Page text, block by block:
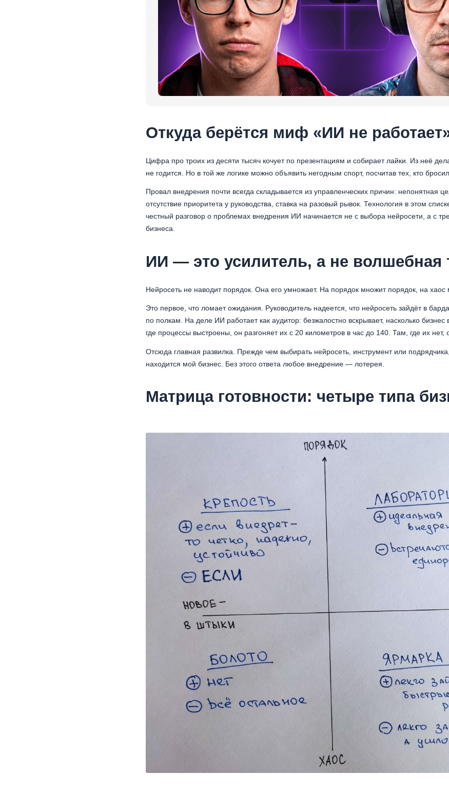
Откуда берётся миф «ИИ не
Цифра про троих из десяти тысяч кочует по презентациям и собирает лайки. Из неё
не годится. Но в той же логике можно объявить негодным спорт, посчитав тех, кто
Провал внедрения почти всегда складывается из управленческих причин: непонятная
отсутствие приоритета у руководства, ставка на разовый рывок. Технология в этом
честный разговор о проблемах внедрения ИИ начинается не с выбора нейросети, а с
бизнеса.
ИИ — это усилитель, а не волшебная
Нейросеть не наводит порядок. Она его умножает. На порядок множит порядок, на хаос
Это первое, что ломает ожидания. Руководитель надеется, что нейросеть зайдёт в
по полкам. На деле ИИ работает как аудитор: безжалостно вскрывает, насколько
где процессы выстроены, он разгоняет их с 20 километров в час до 140. Там, где их нет,
Отсюда главная развилка. Прежде чем выбирать нейросеть, инструмент или
находится мой бизнес. Без этого ответа любое внедрение — лотерея.
Матрица готовности: четыре типа